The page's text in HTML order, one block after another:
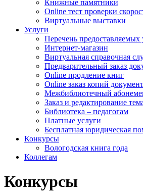
Книжные памятники
Online тест проверки
Виртуальные выставки
Услуги
Перечень предоставляемых
Интернет-магазин
Виртуальная справочная
Предварительный заказ
Online продление книг
Online заказ копий
Межбиблиотечный
Заказ и редактирование
Библиотека – педагогам
Платные услуги
Бесплатная юридическая
Конкурсы
Вологодская книга года
Коллегам
Конкурсы